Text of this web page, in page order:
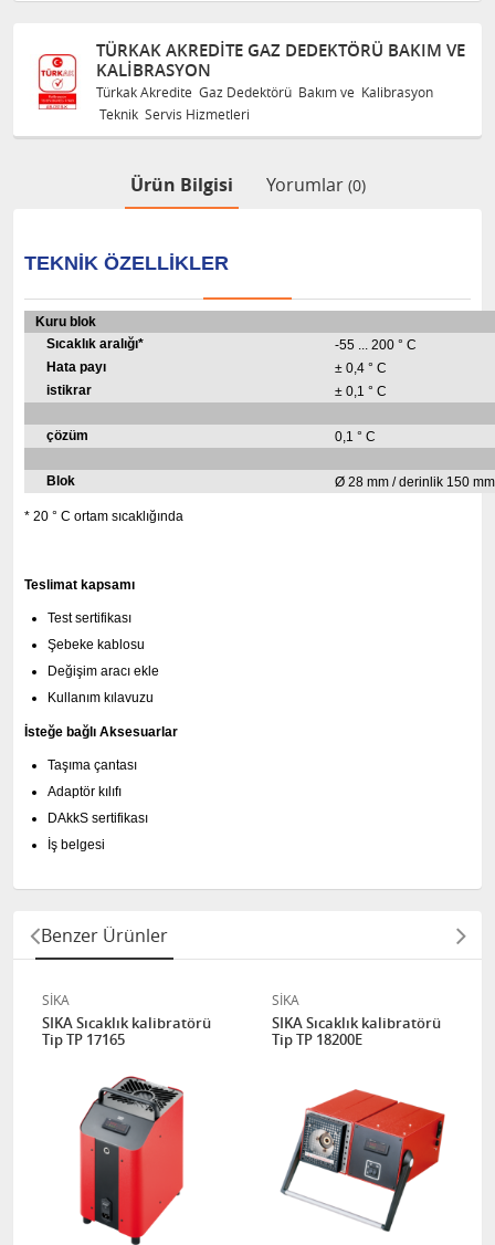
TÜRKAK AKREDITE GAZ DEDEKTÖRÜ BAKIM VE
KALIBRASYON
Türkak Akredite Gaz Dedektörü Bakım ve Kalibrasyon
Teknik Servis Hizmetleri
Ürün Bilgisi Yorumlar (0)
TEKNIK ÖZELLIKLER
Kuru blok
Sıcaklık aralığı*
-55 ... 200 ° C
Hata payı
± 0,4 ° C
istikrar
± 0,1 ° C
çözüm 0,1 ° C
Blok Ø 28 mm / derinlik 150 mm
* 20 ° C ortam sıcaklığında
Teslimat kapsamı
Test sertifikası
Şebeke kablosu
Değişim aracı ekle
Kullanım kılavuzu
İsteğe bağlı Aksesuarlar
Taşıma çantası
Adaptör kılıfı
DAkkS sertifikası
İş belgesi
Benzer Ürünler
SİKA
SIKA Sıcaklık kalibratörü
Tip TP 17165
SİKA
SIKA Sıcaklık kalibratörü
Tip TP 18200E